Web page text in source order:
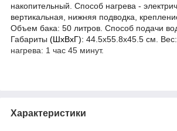
накопительный. Способ нагрева -
вертикальная, нижняя подводка,
Объем бака: 50 литров. Способ подачи
Габариты (ШхВхГ): 44.5х55.8х45.5 см. Вес:
нагрева: 1 час 45 минут.
Характеристики